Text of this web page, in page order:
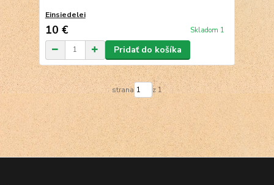
Einsiedelei
10 € Skladom 1
Pridať do košíka
strana z 1